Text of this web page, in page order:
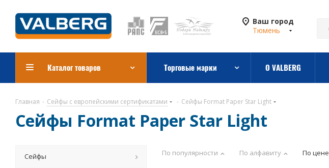
Ваш город
Тюмень
Каталог товаров Торговые марки О VALBERG
Главная - Сейфы с европейскими сертификатами - Сейфы Format Paper Star Light
Сейфы Format Paper Star Light
По популярности По алфавиту По цене
Сейфы